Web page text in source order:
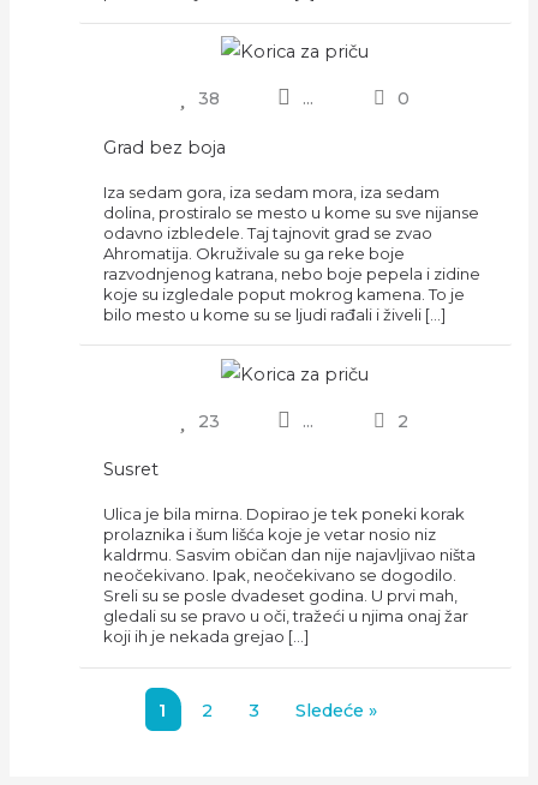
38 ... 0
Grad bez boja
Iza sedam gora, iza sedam mora, iza sedam
dolina, prostiralo se mesto u kome su sve nijanse
odavno izbledele. Taj tajnovit grad se zvao
Ahromatija. Okruživale su ga reke boje
razvodnjenog katrana, nebo boje pepela i zidine
koje su izgledale poput mokrog kamena. To je
bilo mesto u kome su se ljudi rađali i živeli […]
23 ... 2
Susret
Ulica je bila mirna. Dopirao je tek poneki korak
prolaznika i šum lišća koje je vetar nosio niz
kaldrmu. Sasvim običan dan nije najavljivao ništa
neočekivano. Ipak, neočekivano se dogodilo.
Sreli su se posle dvadeset godina. U prvi mah,
gledali su se pravo u oči, tražeći u njima onaj žar
koji ih je nekada grejao […]
1 2 3 Sledeće »